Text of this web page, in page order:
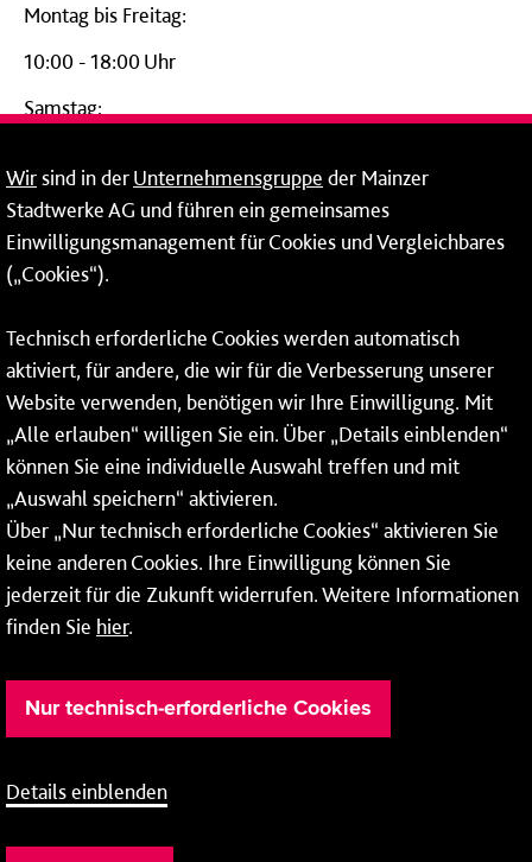
Montag bis Freitag:
10:00 - 18:00 Uhr
Samstag:
24-Stunden-Telefon*
06131 – 12 77 77
Fax: 06131 – 12 66 66
* Montags bis freitags bis 7 und ab 18 Uhr sowie an
Wochenenden und Feiertagen ganztags werden Ihre
Anrufe je nach Themenauswahl an ein Callcenter des
RMV oder von nextbike weitergeleitet. Dort erhalten Sie
ausschließlich Auskünfte zum Fahrplan bzw. zu
meinRad.
Wirsind in derUnternehmensgruppe der Mainzer
Stadtwerke AG und führen ein gemeinsames
Einwilligungsmanagement für Cookies und Vergleichbares
(„Cookies“).
Technisch erforderliche Cookies werden automatisch
aktiviert, für andere, die wir für die Verbesserung unserer
Website verwenden, benötigen wir Ihre Einwilligung. Mit
„Alle erlauben“ willigen Sie ein. Über „Details einblenden“
können Sie eine individuelle Auswahl treffen und mit
„Auswahl speichern“ aktivieren.
Über „Nur technisch erforderliche Cookies“ aktivieren Sie
keine anderen Cookies. Ihre Einwilligung können Sie
jederzeit für die Zukunft widerrufen. Weitere Informationen
finden Sie hier.
Nur technisch-erforderliche Cookies
Details einblenden